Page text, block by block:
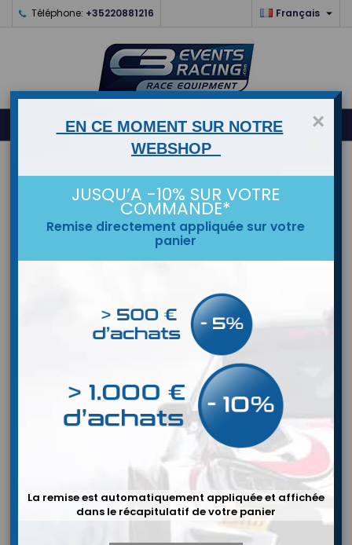
Téléphone: +35220881216 Français 
  0×
EN CE MOMENT SUR NOTRE
WEBSHOP
JUSQU’A -10% SUR VOTRE
COMMANDE*
Remise directement appliquée sur votre
panier
La remise est automatiquement appliquée et affichée
dans le récapitulatif de votre panier